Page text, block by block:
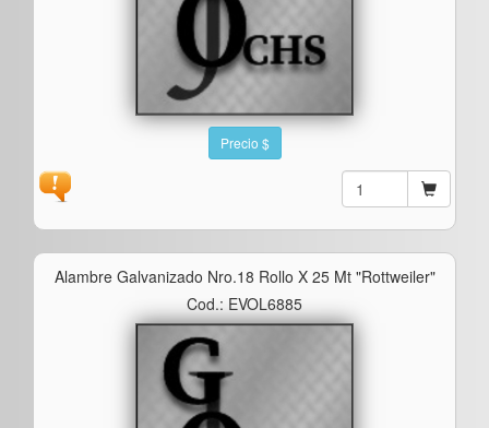
Precio $
Alambre Galvanizado Nro.18 Rollo X 25 Mt "rottweiler"
Cod.: EVOL6885